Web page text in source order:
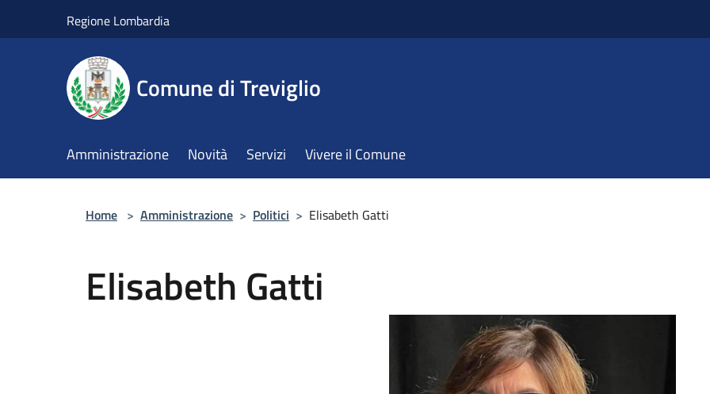
Regione Lombardia
Comune di Treviglio
Amministrazione Novità Servizi Vivere il Comune
Home > Amministrazione > Politici > Elisabeth Gatti
Elisabeth Gatti